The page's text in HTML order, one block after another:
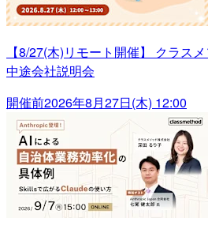
【8/27(木)リモート開催】 クラス
中途会社説明会
開催前2026年8月27日(木) 12:00